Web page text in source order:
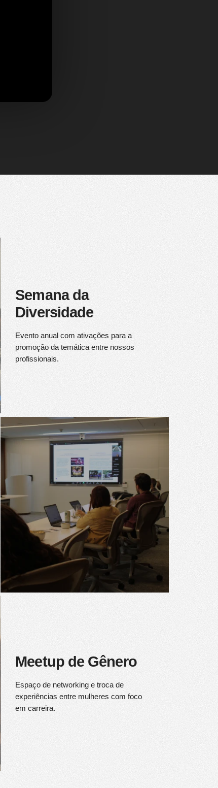
Semana da
Diversidade
Evento anual com ativações para a
promoção da temática entre nossos
profissionais.
Meetup de Gênero
Espaço de networking e troca de
experiências entre mulheres com foco
em carreira.